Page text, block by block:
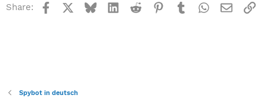
Share: Facebook BlueskyLinkedInReddit Pinterest
TumblrWhatsApp
Email
Spybot in deutsch